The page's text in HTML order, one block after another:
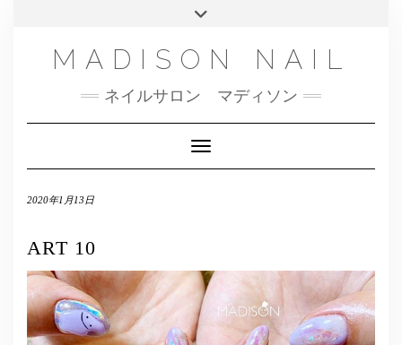
NAILBOOK(ご予約はこちら）
FACEBOOK
メール
MADISON NAIL
ネイルサロン マディソン
Toggle Navigation
2020年1月13日
ART 10